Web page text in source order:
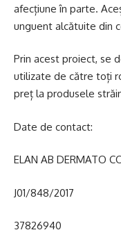
afecțiune în parte.
unguent alcătuite din
Prin acest proiect, se
utilizate de către toți
preț la produsele
Date de contact:
ELAN AB DERMATO
J01/848/2017
37826940